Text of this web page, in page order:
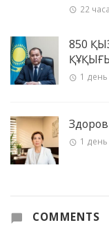
22
850
1
1
COMMENTS